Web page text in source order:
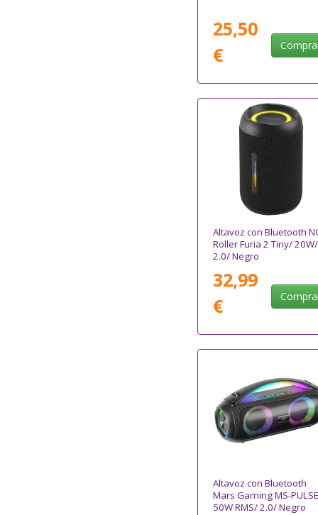
25,50
€
Altavoz con Bluetooth
Roller Furia 2 Tiny/ 20W/
2.0/ Negro
32,99
€
Altavoz con Bluetooth
Mars Gaming MS-
50W RMS/ 2.0/ Negro